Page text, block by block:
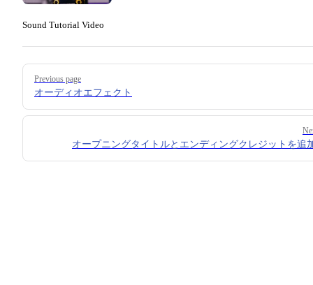
Sound Tutorial Video
Pager
Previous page
オーディオエフェクト
オープニングタイトルとエンディングクレジットを追